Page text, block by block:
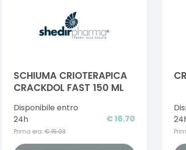
SCHIUMA CRIOTERAPICA
CRACKDOL FAST 150 ML
Disponibile entro
24h
Prima era: €15.03
€16.70